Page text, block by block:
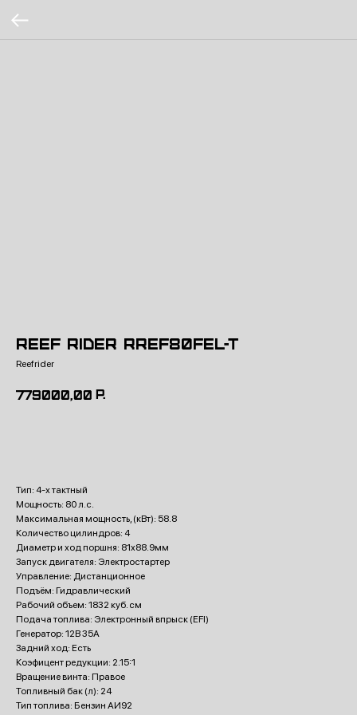
Reef Rider RREF80FEL-T
Reefrider
779000,00 р.
Тип: 4-х тактный
Мощность: 80 л.с.
Максимальная мощность, (кВт): 58.8
Количество цилиндров: 4
Диаметр и ход поршня: 81x88.9мм
Запуск двигателя: Электростартер
Управление: Дистанционное
Подъём: Гидравлический
Рабочий объем: 1832 куб. см
Подача топлива: Электронный впрыск (EFI)
Генератор: 12В 35А
Задний ход: Есть
Коэфицент редукции: 2.15:1
Вращение винта: Правое
Топливный бак (л): 24
Тип топлива: Бензин АИ92